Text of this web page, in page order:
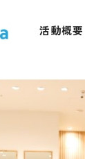
活動概要